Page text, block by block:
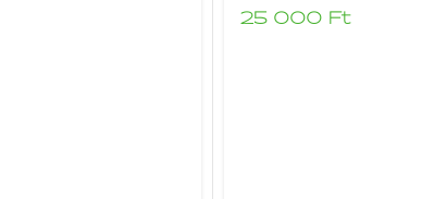
25 000 Ft